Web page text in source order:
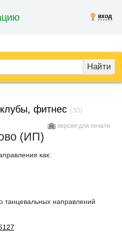
вход
Найти
фитнес (30)
версия для печати
(ИП)
как:
танцевальных направлений